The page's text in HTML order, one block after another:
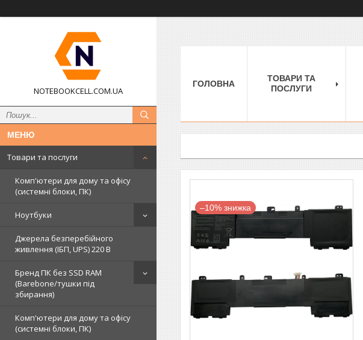
NOTEBOOKCELL.COM.UA
Товари та послуги
Комп'ютери для дому та офісу
(системні блоки, ПК)
Ноутбуки
Джерела безперебійного
живлення (ІБП, UPS) 220 В
Бренд ПК без SSD RAM
(Barebone/тушки під
збирання)
Комп'ютери для дому та офісу
(системні блоки, ПК)
ГОЛОВНА
ТОВАРИ ТА
ПОСЛУГИ
–10%